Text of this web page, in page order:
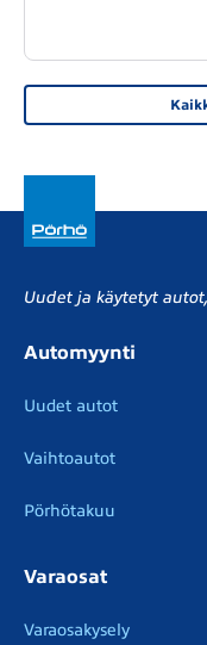
Uudet ja käytetyt
Automyynti
Uudet autot
Vaihtoautot
Pörhötakuu
Varaosat
Varaosakysely